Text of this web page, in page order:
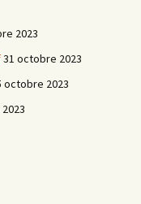
2023
31 octobre 2023
octobre 2023